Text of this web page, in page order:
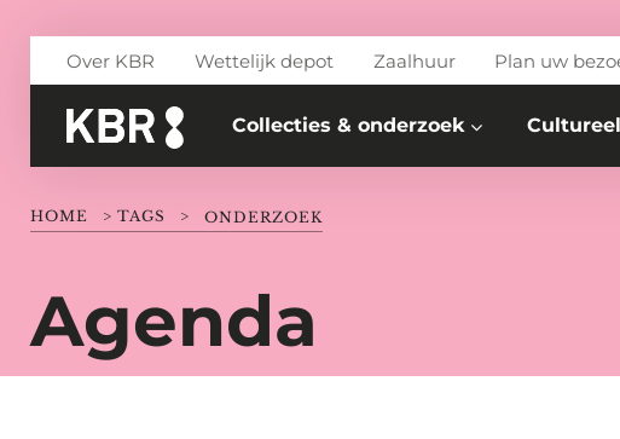
Over KBR Wettelijk depot Zaalhuur Plan uw
Collecties & onderzoek
Agenda
HOME > TAGS > ONDERZOEK